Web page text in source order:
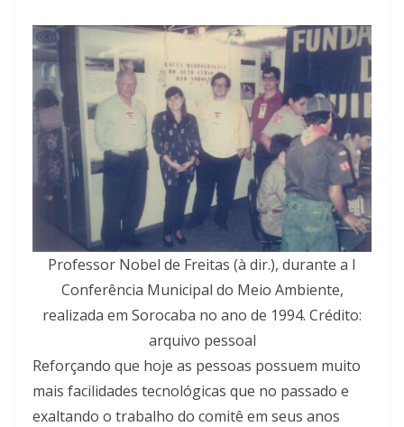
Professor Nobel de Freitas (à dir.), durante a I
Conferência Municipal do Meio Ambiente,
realizada em Sorocaba no ano de 1994. Crédito:
arquivo pessoal
Reforçando que hoje as pessoas possuem muito
mais facilidades tecnológicas que no passado e
exaltando o trabalho do comitê em seus anos